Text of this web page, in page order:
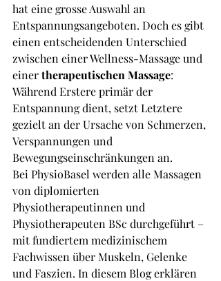
hat eine grosse Auswahl an
Entspannungsangeboten. Doch es gibt
einen entscheidenden Unterschied
zwischen einer Wellness-Massage und
einer therapeutischen Massage:
Während Erstere primär der
Entspannung dient, setzt Letztere
gezielt an der Ursache von Schmerzen,
Verspannungen und
Bewegungseinschränkungen an.
Bei PhysioBasel werden alle Massagen
von diplomierten
Physiotherapeutinnen und
Physiotherapeuten BSc durchgeführt –
mit fundiertem medizinischem
Fachwissen über Muskeln, Gelenke
und Faszien. In diesem Blog erklären